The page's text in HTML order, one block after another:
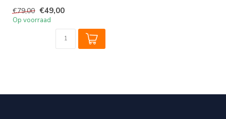
16...
€79,00 €49,00
Op voorraad